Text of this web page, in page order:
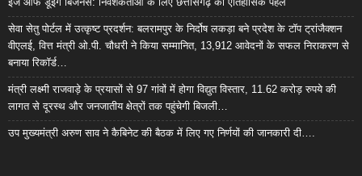
सेवा सेतु पोर्टल में उत्कृष्ट प्रदर्शन: बलरामपुर के निर्दोष लकड़ा बने प्रदेश के टॉप ट्रांजैक्शन
वीएलई, वित्त मंत्री ओ.पी. चौधरी ने किया सम्मानित, 13,912 आवेदनों के सफल निराकरण से
बनाया रिकॉर्ड…
मंत्री लक्ष्मी राजवाड़े के प्रयासों से 97 गांवों में होगा विद्युत विस्तार, 11.62 करोड़ रुपये की
लागत से दूरस्थ और जनजातीय क्षेत्रों तक पहुंचेगी बिजली…
उप मुख्यमंत्री अरुण साव ने कैबिनेट की बैठक में लिए गए निर्णयों की जानकारी दी….